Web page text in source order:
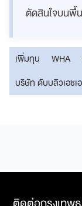
ตัดสินใจบนพื้น
เพิ่มทุน WHA
บริษัท ดับบลิวเอชเ